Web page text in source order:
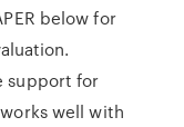
below for
support for
well with